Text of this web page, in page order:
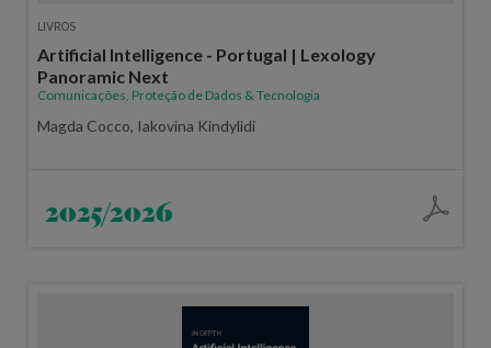
LIVROS
Artificial Intelligence - Portugal | Lexology
Panoramic Next
Comunicações, Proteção de Dados & Tecnologia
Magda Cocco, Iakovina Kindylidi
2025/2026